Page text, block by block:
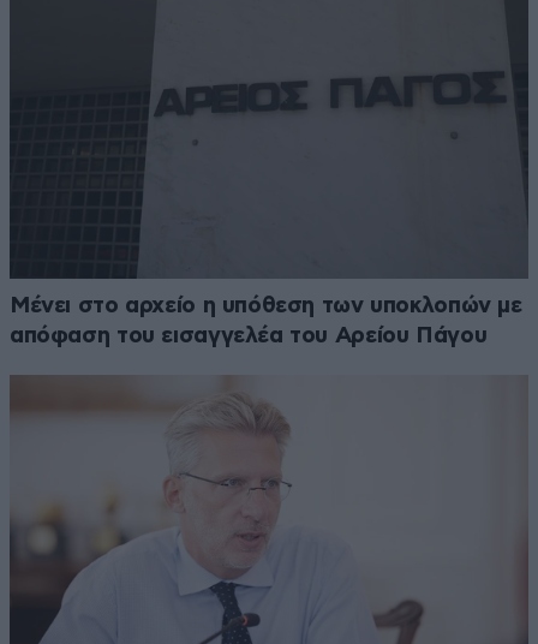
Μένει στο αρχείο η υπόθεση των υποκλοπών με
απόφαση του εισαγγελέα του Αρείου Πάγου